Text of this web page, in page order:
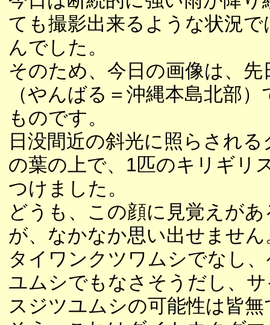
ても撮影出来るような状況
んでした。
そのため、今日の画像は、先
（やんばる＝沖縄本島北部
ものです。
日没間近の斜光に照らされ
の葉の上で、1匹のキリギリ
つけました。
どうも、この顔に見覚えが
が、なかなか思い出せません
タイワンクツワムシでなし
ユムシでもなさそうだし、
スジツユムシの可能性は皆